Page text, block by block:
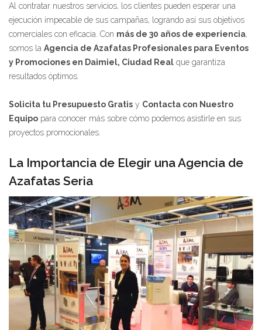
Al contratar nuestros servicios, los clientes pueden esperar una
ejecución impecable de sus campañas, logrando así sus objetivos
comerciales con eficacia. Con más de 30 años de experiencia
somos la Agencia de Azafatas Profesionales para Eventos
y Promociones en Daimiel, Ciudad Real que garantiza
resultados óptimos.
Solicita tu Presupuesto Gratis y Contacta con Nuestro
Equipo para conocer más sobre cómo podemos asistirle en sus
proyectos promocionales.
La Importancia de Elegir una Agencia de
Azafatas Seria